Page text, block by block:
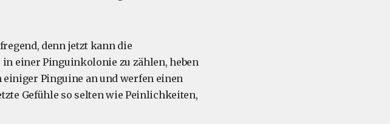
denn jetzt kann die
einer Pinguinkolonie zu zählen, heben
Pinguine an und werfen einen
Gefühle so selten wie Peinlichkeiten,